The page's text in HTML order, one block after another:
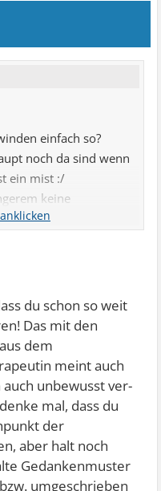
einfach so?
noch da sind wenn
ein mist :/
keine
die sich leicht
heilmittel nummer 1
das bisher auch
man läuft,grausam!
dabei ist ob ich
immer verneint
du schon so weit
Das mit den
dem
meint auch
unbewusst ver-
mal, dass du
der
aber halt noch
Gedankenmuster
umgeschrieben